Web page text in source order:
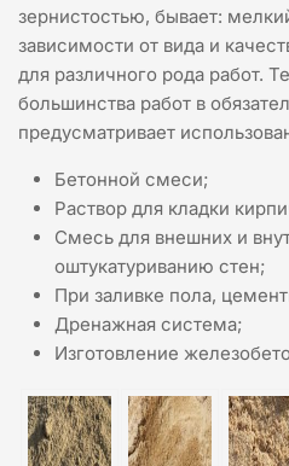
зернистостью, бывает:
зависимости от вида и
для различного рода работ.
большинства работ в
предусматривает
Бетонной смеси;
Раствор для кладки
Смесь для внешних и
оштукатуриванию стен;
При заливке пола,
Дренажная система;
Изготовление